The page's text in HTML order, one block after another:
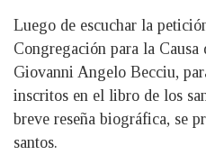
Luego de escuchar la
Congregación para la Causa
Giovanni Angelo Becciu,
inscritos en el libro de los
breve reseña biográfica, se
santos.